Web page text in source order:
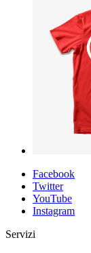
Facebook
Twitter
YouTube
Instagram
Servizi